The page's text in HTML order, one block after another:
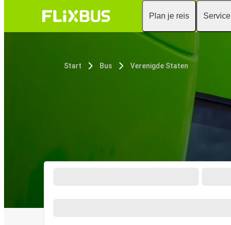
Plan je reis Service
Start Bus Verenigde Staten